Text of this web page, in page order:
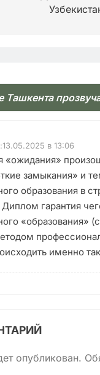
Ташкента
:13.05.2025 в 13:06
«ожидания»
замыкания» и
образования в
гарантия
«образования»
именно
опубликован.